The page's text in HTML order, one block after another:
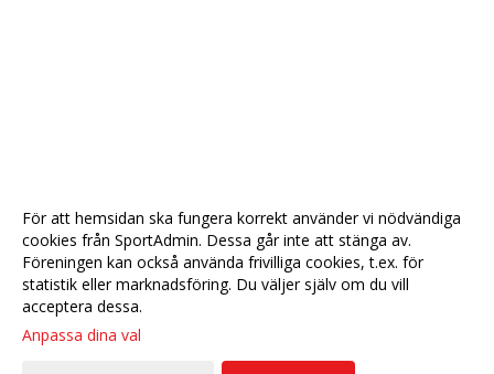
För att hemsidan ska fungera korrekt använder vi nödvändiga
cookies från SportAdmin. Dessa går inte att stänga av.
Föreningen kan också använda frivilliga cookies, t.ex. för
statistik eller marknadsföring. Du väljer själv om du vill
acceptera dessa.
Anpassa dina val